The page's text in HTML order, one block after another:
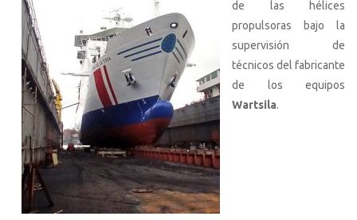
de las hélices
propulsoras bajo la
supervisión de
técnicos del fabricante
de los equipos
Wartsila.